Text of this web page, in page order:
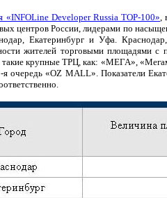
«INFOLine Developer Russia TOP-100»,
центров России, лидерами по
Екатеринбург и Уфа.
жителей торговыми площадями
крупные ТРЦ, как: «МЕГА»,
очередь «OZ MALL». Показатели